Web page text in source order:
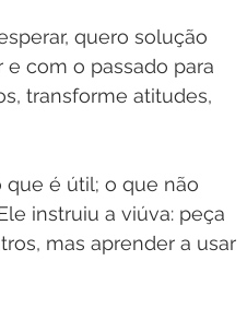
quero solução
e com o passado para
transforme atitudes,
que é útil; o que não
instruiu a viúva: peça
mas aprender a usar